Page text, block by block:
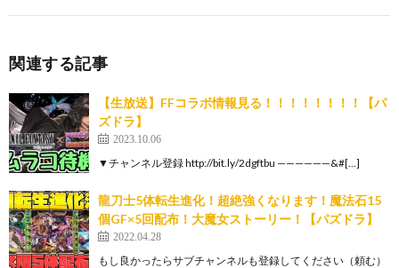
関連する記事
【生放送】FFコラボ情報見る！！！！！！！！【パ
ズドラ】
2023.10.06
▼チャンネル登録 http://bit.ly/2dgftbu ——————&#[…]
龍刀士5体転生進化！超絶強くなります！魔法石15
個GF×5回配布！大魔女ストーリー！【パズドラ】
2022.04.28
もし良かったらサブチャンネルも登録してください（頼む）